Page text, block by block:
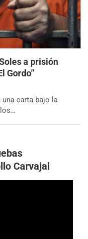
a prisión
Gordo”
una carta bajo la
Carvajal